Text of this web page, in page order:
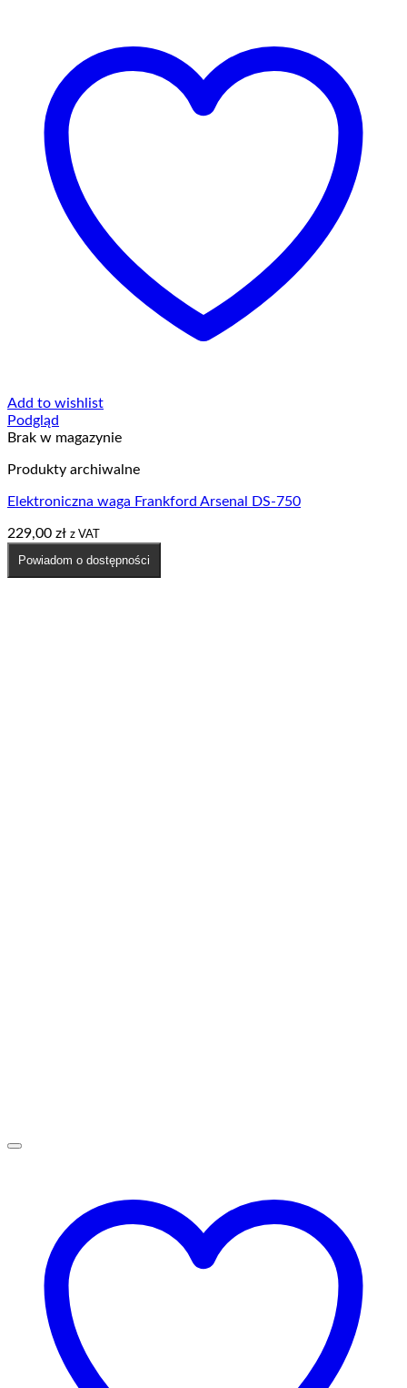
Add to wishlist
Podgląd
Brak w magazynie
Produkty archiwalne
Elektroniczna waga Frankford Arsenal DS-750
229,00 zł z VAT
Powiadom o dostępności